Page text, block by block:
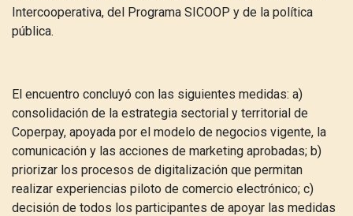
Intercooperativa, del Programa SICOOP y de la política
pública.
El encuentro concluyó con las siguientes medidas: a)
consolidación de la estrategia sectorial y territorial de
Coperpay, apoyada por el modelo de negocios vigente, la
comunicación y las acciones de marketing aprobadas; b)
priorizar los procesos de digitalización que permitan
realizar experiencias piloto de comercio electrónico; c)
decisión de todos los participantes de apoyar las medidas